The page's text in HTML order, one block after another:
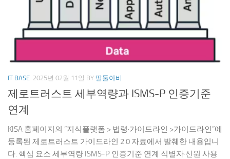
IT BASE 2025년 02월 11일 BY 딸둘아비
제로트러스트 세부역량과 ISMS-P 인증기준
연계
KISA 홈페이지의 “지식플랫폼 > 법령·가이드라인 >가이드라인”에
등록된 제로트러스트 가이드라인 2.0 자료에서 발췌한 내용입니
다. 핵심 요소 세부역량 ISMS-P 인증기준 연계 식별자·신원 사용